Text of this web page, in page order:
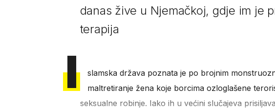
danas žive u Njemačkoj, gdje im je
terapija
I
slamska država poznata je po brojnim
maltretiranje žena koje borcima ozloglašene
seksualne robinje. Iako ih u većini slučajeva